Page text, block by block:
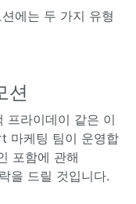
에는 두 가지 유형
션
프라이데이 같은 이
마케팅 팀이 운영합
포함에 관해
을 드릴 것입니다.